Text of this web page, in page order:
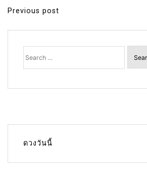
P
o
i
Previous post
Search
for:
ดวงวันนี้